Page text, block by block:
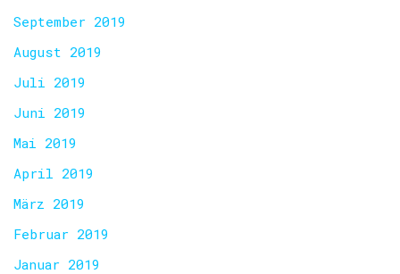
September 2019
August 2019
Juli 2019
Juni 2019
Mai 2019
April 2019
März 2019
Februar 2019
Januar 2019